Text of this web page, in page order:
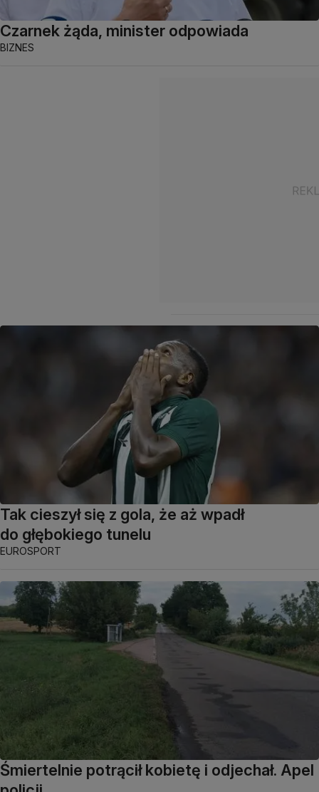
Czarnek żąda, minister odpowiada
BIZNES
Tak cieszył się z gola, że aż wpadł
do głębokiego tunelu
EUROSPORT
Śmiertelnie potrącił kobietę i odjechał. Apel